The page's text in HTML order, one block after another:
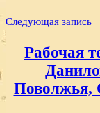
Следующая запись
Рабочая
Поволжья,